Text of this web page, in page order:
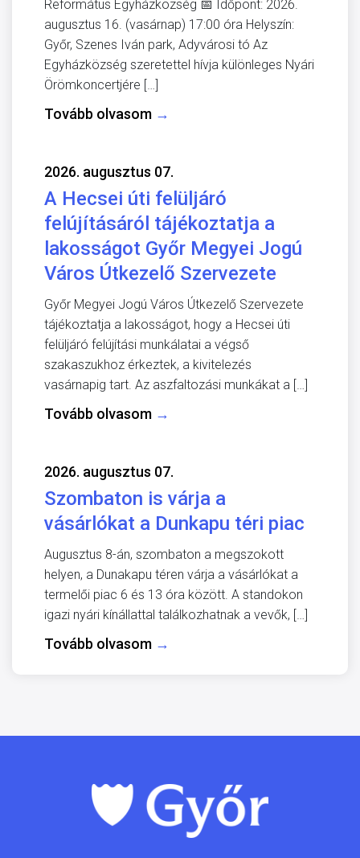
Református Egyházközség 📅 Időpont: 2026.
augusztus 16. (vasárnap) 17:00 óra Helyszín:
Győr, Szenes Iván park, Adyvárosi tó Az
Egyházközség szeretettel hívja különleges Nyári
Örömkoncertjére […]
Tovább olvasom →
2026. augusztus 07.
A Hecsei úti felüljáró
felújításáról tájékoztatja a
lakosságot Győr Megyei Jogú
Város Útkezelő Szervezete
Győr Megyei Jogú Város Útkezelő Szervezete
tájékoztatja a lakosságot, hogy a Hecsei úti
felüljáró felújítási munkálatai a végső
szakaszukhoz érkeztek, a kivitelezés
vasárnapig tart. Az aszfaltozási munkákat a […]
Tovább olvasom →
2026. augusztus 07.
Szombaton is várja a
vásárlókat a Dunkapu téri piac
Augusztus 8-án, szombaton a megszokott
helyen, a Dunakapu téren várja a vásárlókat a
termelői piac 6 és 13 óra között. A standokon
igazi nyári kínállattal találkozhatnak a vevők, […]
Tovább olvasom →